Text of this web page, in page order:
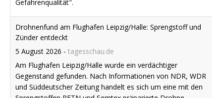
Drohnenfund am Flughafen Leipzig/Halle: Sprengstoff und
Zünder entdeckt
5 August 2026-
Am Flughafen Leipzig/Halle wurde ein verdächtiger
Gegenstand gefunden. Nach Informationen von NDR, WDR
und Süddeutscher Zeitung handelt es sich um eine mit den
Sprengstoffen PETN und Semtex präparierte Drohne.